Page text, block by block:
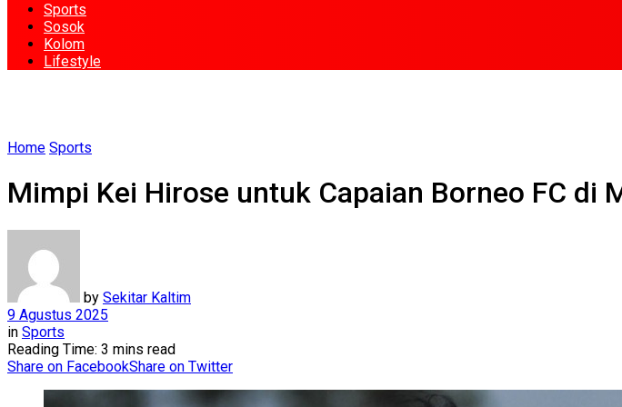
Sports
Sosok
Kolom
Lifestyle
Home Sports
Mimpi Kei Hirose untuk Capaian Borneo FC di
by Sekitar Kaltim
9 Agustus 2025
in Sports
Reading Time: 3 mins read
Share on FacebookShare on Twitter